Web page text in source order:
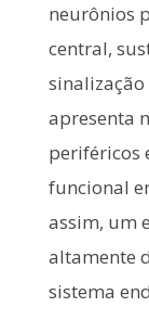
neurônios
central,
apresenta
periféricos
funcional
assim, um
altamente
sistema